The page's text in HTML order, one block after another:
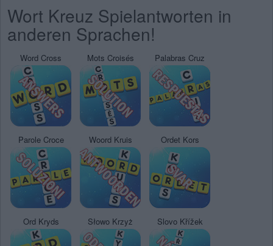
Wort Kreuz Spielantworten in
anderen Sprachen!
Word Cross Mots Croisés Palabras Cruz
Parole Croce Woord Kruis Ordet Kors
Ord Kryds Słowo Krzyż Slovo Křížek